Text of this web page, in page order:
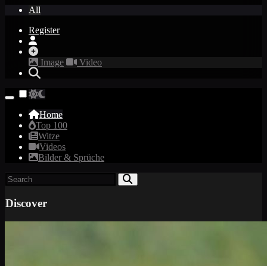
All
Register
Image Video
Home
Top 100
Witze
Videos
Bilder & Sprüche
Discover